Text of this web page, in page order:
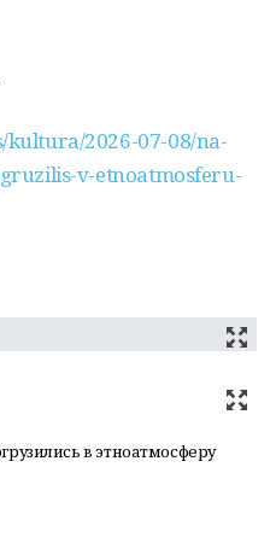
2026-07-08/na-
v-etnoatmosferu-
в этноатмосферу